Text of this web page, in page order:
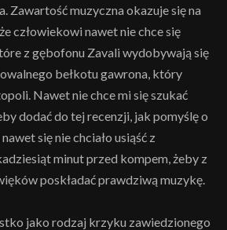
Zawartość muzyczna okazuje się na
człowiekowi nawet nie chce się
z gębofonu Zavali wydobywają się
bełkotu gawrona, który
Nawet nie chce mi się szukać
dodać do tej recenzji, jak pomyślę o
się nie chciało usiąść z
minut przed kompem, żeby z
poskładać prawdziwą muzykę.
jako rodzaj krzyku zawiedzionego